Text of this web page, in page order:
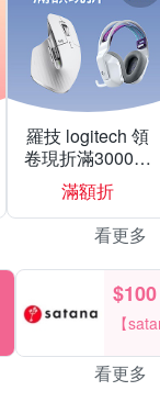
羅技 logitech 領
卷現折滿3000折
300
滿額折
看更多
$100
【
一件
看更多